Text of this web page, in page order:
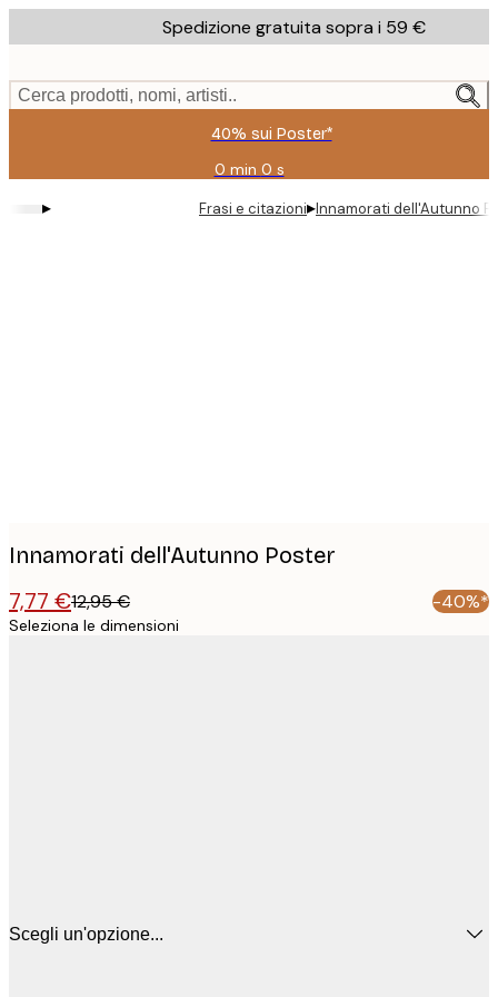
to
content.
Spedizione gratuita sopra i 59 €
Cerca prodotti, nomi, artisti..
40% sui Poster*
0 min 0 s
Valido
fino
a:
▸ Frasi e citazioni▸Innamorati dell'Autunno
Innamorati dell'Autunno Poster
7,77 €12,95 € -40%*
Seleziona le dimensioni
Scegli un'opzione...